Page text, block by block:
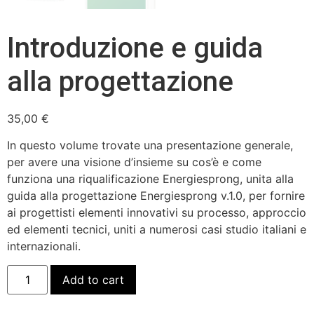
Introduzione e guida
alla progettazione
35,00 €
In questo volume trovate una presentazione generale,
per avere una visione d’insieme su cos’è e come
funziona una riqualificazione Energiesprong, unita alla
guida alla progettazione Energiesprong v.1.0, per fornire
ai progettisti elementi innovativi su processo, approccio
ed elementi tecnici, uniti a numerosi casi studio italiani e
internazionali.
Add to cart